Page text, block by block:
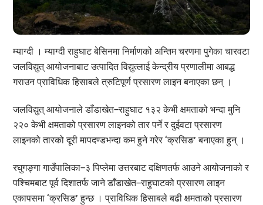
म्याग्दी । म्याग्दी राहुघाट बेसिनमा निर्माणको अन्तिम चरणमा पुगेका चारवटा
जलविद्युत् आयोजनाबाट उत्पादित विद्युत्लाई केन्द्रीय प्रणालीमा आबद्ध
गराउन प्राविधिक हिसाबले त्रुटिपूर्ण प्रसारण लाइन बनाएका छन् ।
जलविद्युत् आयोजनाले डाँडाखेत–राहुघाट १३२ केभी क्षमताको भन्दा मुनि
२२० केभी क्षमताको प्रसारण लाइनको तार पर्ने र दुईवटा प्रसारण
लाइनको तारको दूरी मापदण्डभन्दा कम हुने गरेर ‘क्रसिङ’ बनाएका हुन् ।
रघुगङ्गा गाउँपालिका–३ पिप्लेमा उत्तरबाट दक्षिणतर्फ आउने आयोजनाको र
पश्चिमबाट पूर्व दिशातर्फ जाने डाँडाखेत–राहुघाटको प्रसारण लाइन
एकापसमा ‘क्रसिङ’ हुन्छ । प्राविधिक हिसाबले बढी क्षमताको प्रसारण